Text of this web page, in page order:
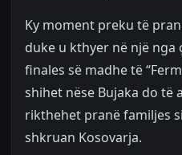
Ky moment preku të
duke u kthyer në një nga
finales së madhe të
shihet nëse Bujaka do
rikthehet pranë familjes
shkruan Kosovarja.